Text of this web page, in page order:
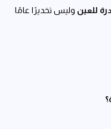
للعين وليس تخديرًا عامًا